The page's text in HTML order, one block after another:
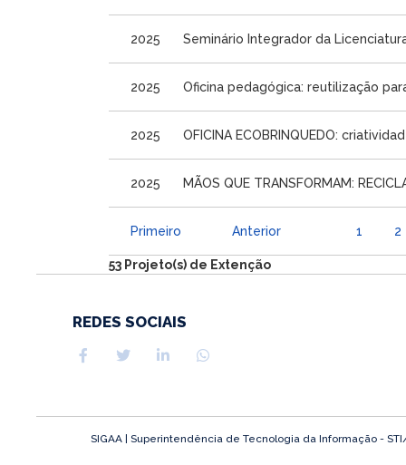
2025 Seminário Integrador da
2025 Oficina pedagógica: reutilização
2025 OFICINA ECOBRINQUEDO:
2025 MÃOS QUE TRANSFORMAM:
Primeiro Anterior 1 2
53 Projeto(s) de Extenção
REDES SOCIAIS
SIGAA | Superintendência de Tecnologia da Informação -